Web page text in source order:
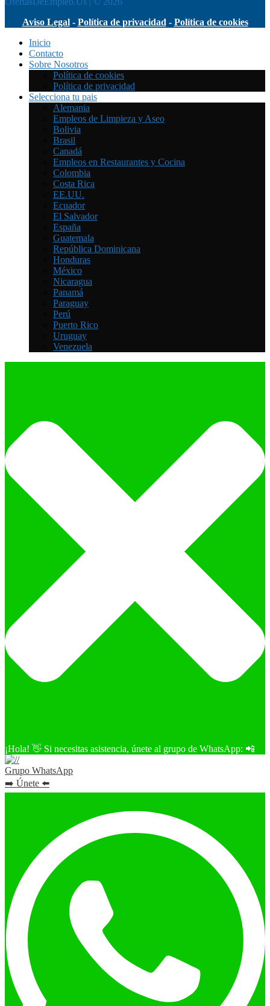
Aviso Legal- Política de privacidad - Política de cookies
Inicio
Contacto
Sobre Nosotros
Política de cookies
Política de privacidad
Selecciona tu pais
Alemania
Empleos de Limpieza y Aseo
Bolivia
Brasil
Canadá
Empleos en Restaurantes y Cocina
Colombia
Costa Rica
EE.UU.
Ecuador
El Salvador
España
Guatemala
República Dominicana
Honduras
México
Nicaragua
Panamá
Paraguay
Perú
Puerto Rico
Uruguay
Venezuela
¡Hola! 👋 Si necesitas asistencia, únete al grupo de WhatsApp: 📲
Grupo WhatsApp
➡️ Únete ⬅️